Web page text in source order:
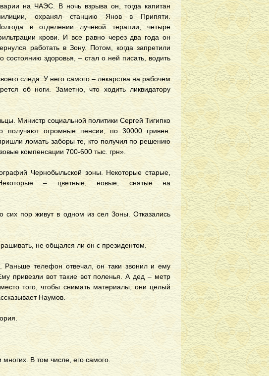
на ЧАЭС. В ночь взрыва он, тогда капитан
охранял станцию Янов в Припяти.
в отделении лучевой терапии, четыре
крови. И все равно через два года он
работать в Зону. Потом, когда запретили
состоянию здоровья, – стал о ней писать, водить
следа. У него самого – лекарства на рабочем
об ноги. Заметно, что ходить ликвидатору
Министр социальной политики Сергей Тигипко
получают огромные пенсии, по 30000 гривен.
ломать заборы те, кто получил по решению
компенсации 700-600 тыс. грн».
Чернобыльской зоны. Некоторые старые,
Некоторые – цветные, новые, снятые на
пор живут в одном из сел Зоны. Отказались
не общался ли он с президентом.
телефон отвечал, он таки звонил и ему
привезли вот такие вот поленья. А дед – метр
того, чтобы снимать материалы, они целый
Наумов.
В том числе, его самого.